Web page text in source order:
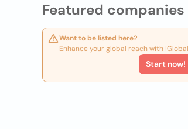
Featured companies
Want to be listed here?
Enhance your global reach with
Start now!